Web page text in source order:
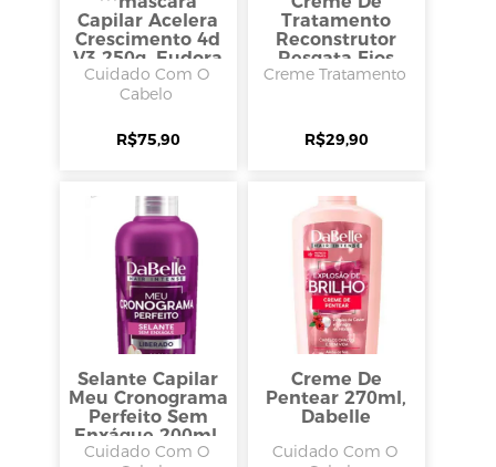
Capilar Acelera
Crescimento 4d
V3 250g, Eudora
Siage
Cuidado Com O
Cabelo
R$75,90
Tratamento
Reconstrutor
Resgata Fios
140ml, Dabelle
Creme Tratamento
R$29,90
Selante Capilar
Meu Cronograma
Perfeito Sem
Enxágue 200ml,
Dabelle Hair
Cuidado Com O
Creme De
Pentear 270ml,
Dabelle
Cuidado Com O